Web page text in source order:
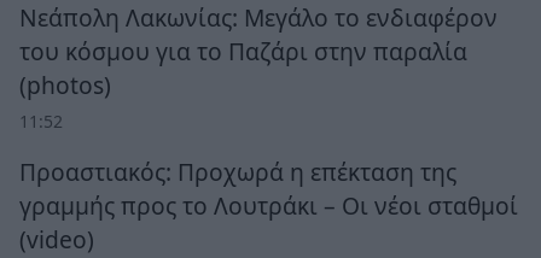
Νεάπολη Λακωνίας: Μεγάλο το ενδιαφέρον
του κόσμου για το Παζάρι στην παραλία
(photos)
11:52
Προαστιακός: Προχωρά η επέκταση της
γραμμής προς το Λουτράκι – Οι νέοι σταθμοί
(video)